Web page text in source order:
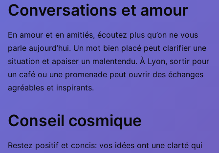
Conversations et amour
En amour et en amitiés, écoutez plus qu’on ne vous
parle aujourd’hui. Un mot bien placé peut clarifier une
situation et apaiser un malentendu. À Lyon, sortir pour
un café ou une promenade peut ouvrir des échanges
agréables et inspirants.
Conseil cosmique
Restez positif et concis: vos idées ont une clarté qui